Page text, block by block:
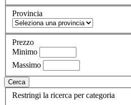
Provincia
Prezzo
Minimo
Massimo
Cerca
Restringi la ricerca per categoria